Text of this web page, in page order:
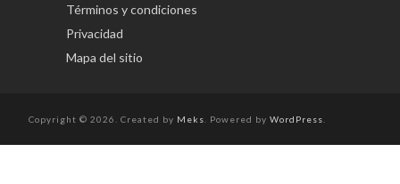
Términos y condiciones
Privacidad
Mapa del sitio
Copyright © 2026. Created by Meks . Powered by WordPress